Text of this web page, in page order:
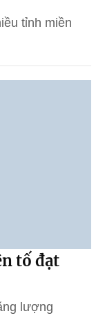
tỉnh miền
tố đạt
lượng